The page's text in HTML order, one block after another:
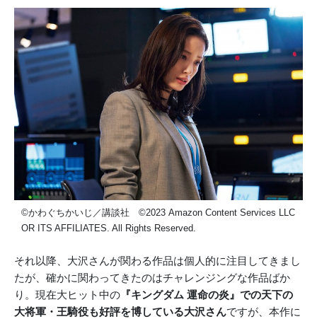
©かわぐちかいじ／講談社 ©2023 Amazon Content Services LLC
OR ITS AFFILIATES. All Rights Reserved.
それ以降、大沢さんが関わる作品は個人的に注目してきまし
たが、確かに関わってきたのはチャレンジングな作品ばか
り。現在大ヒット中の 『キングダム 運命の炎』での天下の
大将軍・王騎役も好評を博している大沢さんですが、本作に